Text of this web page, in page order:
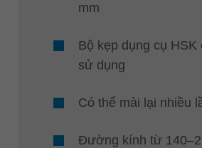
mm
Bộ kẹp dụng cụ HSK
sử dụng
Có thể mài lại nhiều
Đường kính từ